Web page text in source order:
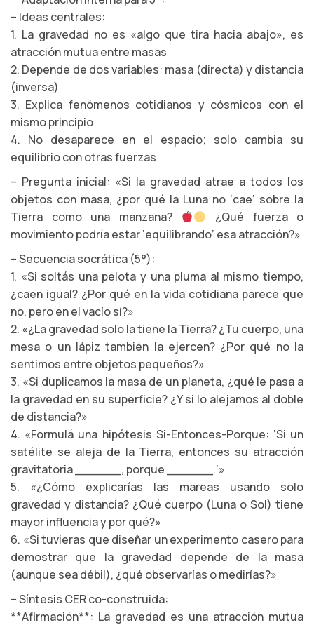
– Ideas centrales:
1. La gravedad no es «algo que tira hacia abajo», es
atracción mutua entre masas
2. Depende de dos variables: masa (directa) y distancia
(inversa)
3. Explica fenómenos cotidianos y cósmicos con el
mismo principio
4. No desaparece en el espacio; solo cambia su
equilibrio con otras fuerzas
– Pregunta inicial: «Si la gravedad atrae a todos los
objetos con masa, ¿por qué la Luna no ‘cae’ sobre la
Tierra como una manzana?
¿Qué fuerza o
movimiento podría estar ‘equilibrando’ esa atracción?»
– Secuencia socrática (5°):
1. «Si soltás una pelota y una pluma al mismo tiempo,
¿caen igual? ¿Por qué en la vida cotidiana parece que
no, pero en el vacío sí?»
2. «¿La gravedad solo la tiene la Tierra? ¿Tu cuerpo, una
mesa o un lápiz también la ejercen? ¿Por qué no la
sentimos entre objetos pequeños?»
3. «Si duplicamos la masa de un planeta, ¿qué le pasa a
la gravedad en su superficie? ¿Y si lo alejamos al doble
de distancia?»
4. «Formulá una hipótesis Si-Entonces-Porque: ‘Si un
satélite se aleja de la Tierra, entonces su atracción
gravitatoria ______, porque ______.'»
5. «¿Cómo explicarías las mareas usando solo
gravedad y distancia? ¿Qué cuerpo (Luna o Sol) tiene
mayor influencia y por qué?»
6. «Si tuvieras que diseñar un experimento casero para
demostrar que la gravedad depende de la masa
(aunque sea débil), ¿qué observarías o medirías?»
– Síntesis CER co-construida:
**Afirmación**: La gravedad es una atracción mutua